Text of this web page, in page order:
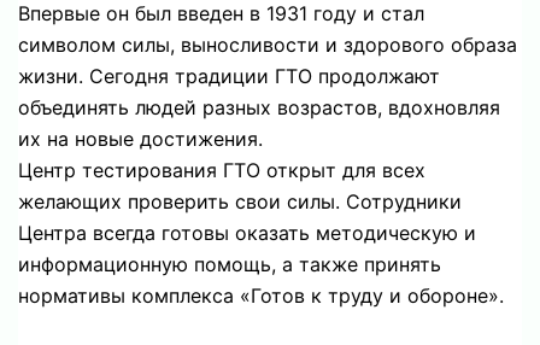
Впервые он был введен в 1931 году и стал
символом силы, выносливости и здорового образа
жизни. Сегодня традиции ГТО продолжают
объединять людей разных возрастов, вдохновляя
их на новые достижения.⁣⁣⠀
Центр тестирования ГТО открыт для всех
желающих проверить свои силы. Сотрудники
Центра всегда готовы оказать методическую и
информационную помощь, а также принять
нормативы комплекса «Готов к труду и обороне».⁣⁣⠀